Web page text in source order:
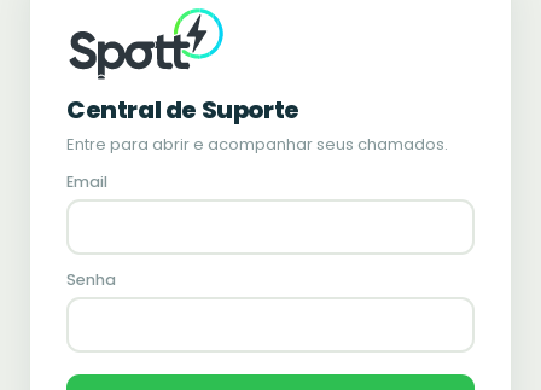
Central de Suporte
Entre para abrir e acompanhar seus chamados.
Email
Senha